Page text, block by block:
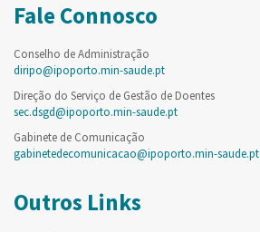
Fale Connosco
Conselho de Administração
diripo@ipoporto.min-saude.pt
Direção do Serviço de Gestão de Doentes
sec.dsgd@ipoporto.min-saude.pt
Gabinete de Comunicação
gabinetedecomunicacao@ipoporto.min-saude.pt
Outros Links